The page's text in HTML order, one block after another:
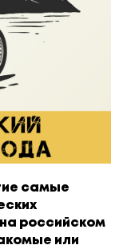
самые
российском
или